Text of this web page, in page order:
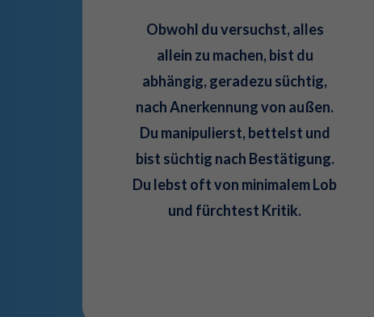
Obwohl du versuchst, alles
allein zu machen, bist du
abhängig, geradezu süchtig,
nach Anerkennung von außen.
Du manipulierst, bettelst und
bist süchtig nach Bestätigung.
Du lebst oft von minimalem Lob
und fürchtest Kritik.